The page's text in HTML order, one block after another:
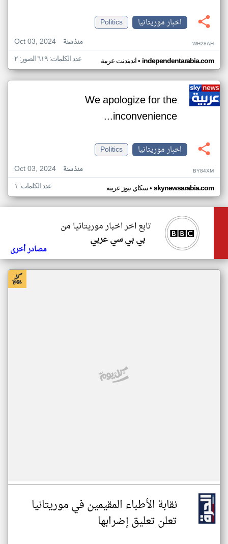
اخبار موريتانيا
Politics
Oct 03, 2024
منذ سنة WH28AH
اندبندنت عربية• independentarabia.com عدد الكلمات: ٦١٩ الصور: ٢
We apologize for the
inconvenience...
اخبار موريتانيا
Politics
Oct 03, 2024
منذ سنة BY84XM
سكاي نيوز عربية• skynewsarabia.com عدد الكلمات: ١
تابع اخر اخبار موريتانيا من
بي بي سي عربي
مصادر أخرى
نقابة الأطباء المقيمين في موريتانيا
تعلن تعليق إضرابها